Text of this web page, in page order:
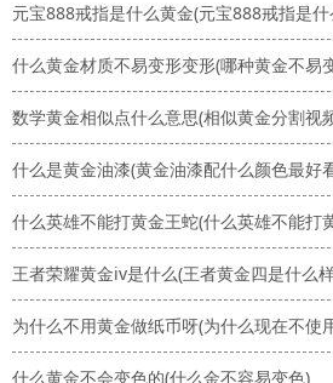
元宝888戒指是什么黄金(元宝888戒指是
什么黄金材质不易变形变形(哪种黄金不易
数学黄金相似点什么意思(相似黄金分割视
什么是黄金油漆(黄金油漆配什么颜色最好
什么英雄不能打黄金王蛇(什么英雄不能打
王者荣耀黄金iv是什么(王者黄金四是什么
为什么不用黄金做纸币呀(为什么现在不使
什么黄金不会变色的(什么金不容易变色)